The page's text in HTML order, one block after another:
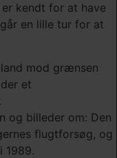
kendt for at have
en lille tur for at
mod grænsen
et
og billeder om: Den
flugtforsøg, og
1989.